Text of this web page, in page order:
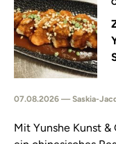
07.08.2026 — Saskia-
Mit Yunshe Kunst